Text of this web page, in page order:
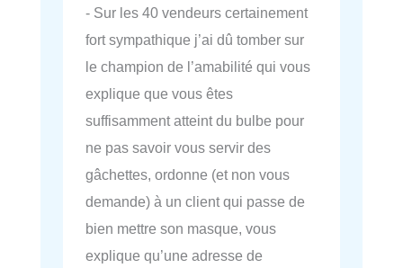
- Sur les 40 vendeurs certainement
fort sympathique j’ai dû tomber sur
le champion de l’amabilité qui vous
explique que vous êtes
suffisamment atteint du bulbe pour
ne pas savoir vous servir des
gâchettes, ordonne (et non vous
demande) à un client qui passe de
bien mettre son masque, vous
explique qu’une adresse de